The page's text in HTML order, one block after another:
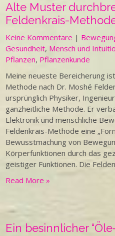
Alte Muster
Feldenkrais-
Keine Kommentare |
Gesundheit, Mensch und
Pflanzen, Pflanzenkunde
Meine neueste Bereicherung
Methode nach Dr. Moshé
ursprünglich Physiker,
ganzheitliche Methode. Er
Elektronik und menschliche
Feldenkrais-Methode eine
Bewusstmachung von
Körperfunktionen durch das
geistiger Funktionen. Die
Read More »
Ein besinnlicher